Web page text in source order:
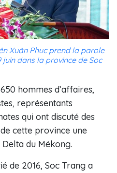
Xuân Phuc prend la parole
dans la province de Soc
hommes d’affaires,
représentants
qui ont discuté des
cette province une
du Mékong.
de 2016, Soc Trang a